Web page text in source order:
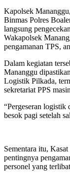
Kapolsek
Binmas Polres
langsung
Wakapolsek
pengamanan TPS,
Dalam kegiatan
Mananggu
Logistik Pilkada,
sekretariat PPS
“Pergeseran logistik
besok pagi setelah
Sementara itu,
pentingnya
personel yang